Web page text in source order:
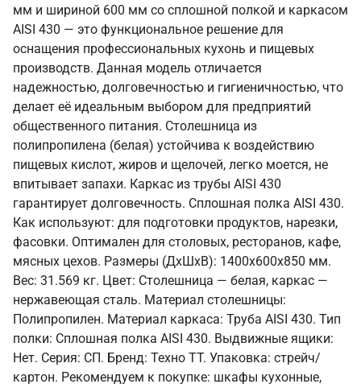
мм и шириной 600 мм со сплошной полкой и каркасом
AISI 430 — это функциональное решение для
оснащения профессиональных кухонь и пищевых
производств. Данная модель отличается
надежностью, долговечностью и гигиеничностью, что
делает её идеальным выбором для предприятий
общественного питания. Столешница из
полипропилена (белая) устойчива к воздействию
пищевых кислот, жиров и щелочей, легко моется, не
впитывает запахи. Каркас из трубы AISI 430
гарантирует долговечность. Сплошная полка AISI 430.
Как используют: для подготовки продуктов, нарезки,
фасовки. Оптимален для столовых, ресторанов, кафе,
мясных цехов. Размеры (ДхШхВ): 1400x600x850 мм.
Вес: 31.569 кг. Цвет: Столешница — белая, каркас —
нержавеющая сталь. Материал столешницы:
Полипропилен. Материал каркаса: Труба AISI 430. Тип
полки: Сплошная полка AISI 430. Выдвижные ящики:
Нет. Серия: СП. Бренд: Техно ТТ. Упаковка: стрейч/
картон. Рекомендуем к покупке: шкафы кухонные,